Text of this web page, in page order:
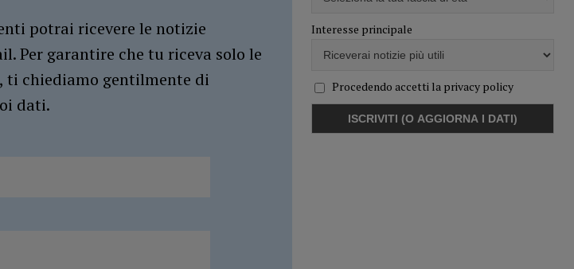
potrai ricevere le notizie
Per garantire che tu riceva solo le
chiediamo gentilmente di
dati.
Interesse principale
Procedendo accetti la privacy policy